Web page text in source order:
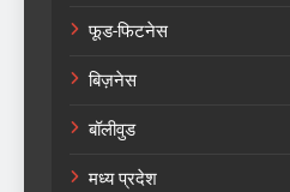
फूड-फिटनेस
बिज़नेस
बॉलीवुड
मध्य प्रदेश